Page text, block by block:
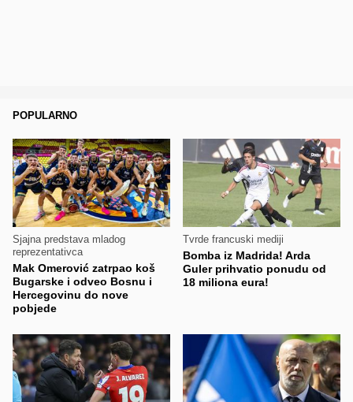
POPULARNO
Sjajna predstava mladog
reprezentativca
Mak Omerović zatrpao koš
Bugarske i odveo Bosnu i
Hercegovinu do nove
pobjede
Tvrde francuski mediji
Bomba iz Madrida! Arda
Guler prihvatio ponudu od
18 miliona eura!